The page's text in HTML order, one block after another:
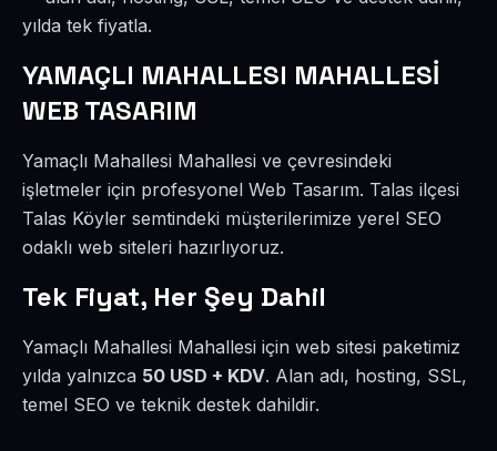
yılda tek fiyatla.
YAMAÇLI MAHALLESI MAHALLESİ
WEB TASARIM
Yamaçlı Mahallesi Mahallesi ve çevresindeki
işletmeler için profesyonel Web Tasarım. Talas ilçesi
Talas Köyler semtindeki müşterilerimize yerel SEO
odaklı web siteleri hazırlıyoruz.
Tek Fiyat, Her Şey Dahil
Yamaçlı Mahallesi Mahallesi için web sitesi paketimiz
yılda yalnızca 50 USD + KDV. Alan adı, hosting, SSL,
temel SEO ve teknik destek dahildir.